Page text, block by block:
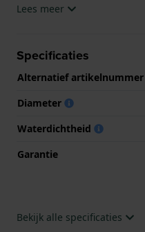
geleverd met 2 jaar
Lees meer
Specificaties
Alternatief artikelnummer
Diameter
Waterdichtheid
Garantie
Bekijk alle specificaties